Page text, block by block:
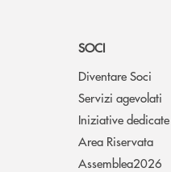
SOCI
Diventare Soci
Servizi agevolati
Iniziative dedicate
Area Riservata
Assemblea2026